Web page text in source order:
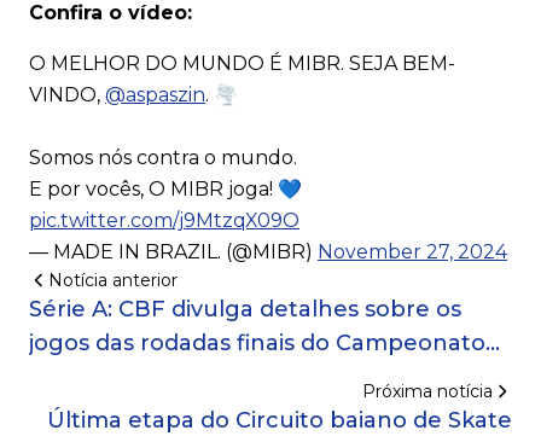
Confira o vídeo:
O MELHOR DO MUNDO É MIBR. SEJA BEM-
VINDO, @aspaszin. 🌪️
Somos nós contra o mundo.
E por vocês, O MIBR joga! 💙
pic.twitter.com/j9MtzqX09O
— MADE IN BRAZIL. (@MIBR) November 27, 2024
Notícia anterior
Série A: CBF divulga detalhes sobre os
jogos das rodadas finais do Campeonato
Próxima notícia
Última etapa do Circuito baiano de Skate